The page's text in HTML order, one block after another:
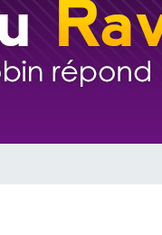
Chabbath et le Birkat